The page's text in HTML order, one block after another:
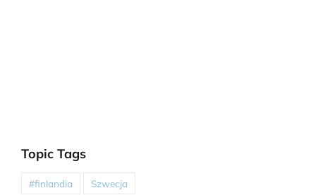
Topic Tags
#finlandia Szwecja